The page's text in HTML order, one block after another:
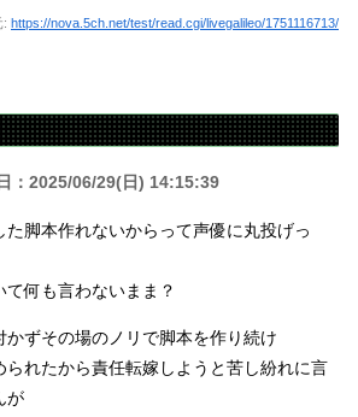
: https://nova.5ch.net/test/read.cgi/livegalileo/1751116713/
：2025/06/29(日) 14:15:39
た脚本作れないからって声優に丸投げっ
て何も言わないまま？
かずその場のノリで脚本を作り続け
られたから責任転嫁しようと苦し紛れに言
が